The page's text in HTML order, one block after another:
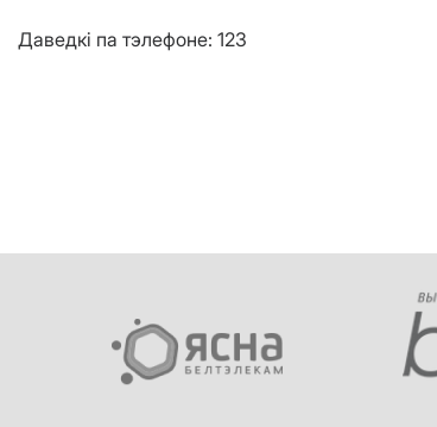
Даведкі па тэлефоне: 123